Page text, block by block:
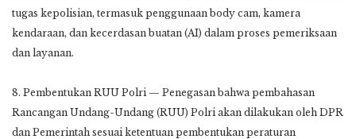
tugas kepolisian, termasuk penggunaan body cam, kamera
kendaraan, dan kecerdasan buatan (AI) dalam proses pemeriksaan
dan layanan.
8. Pembentukan RUU Polri — Penegasan bahwa pembahasan
Rancangan Undang-Undang (RUU) Polri akan dilakukan oleh DPR
dan Pemerintah sesuai ketentuan pembentukan peraturan